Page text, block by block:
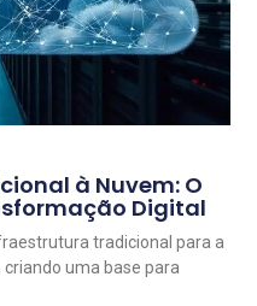
à Nuvem: O
Digital
tradicional para a
uma base para